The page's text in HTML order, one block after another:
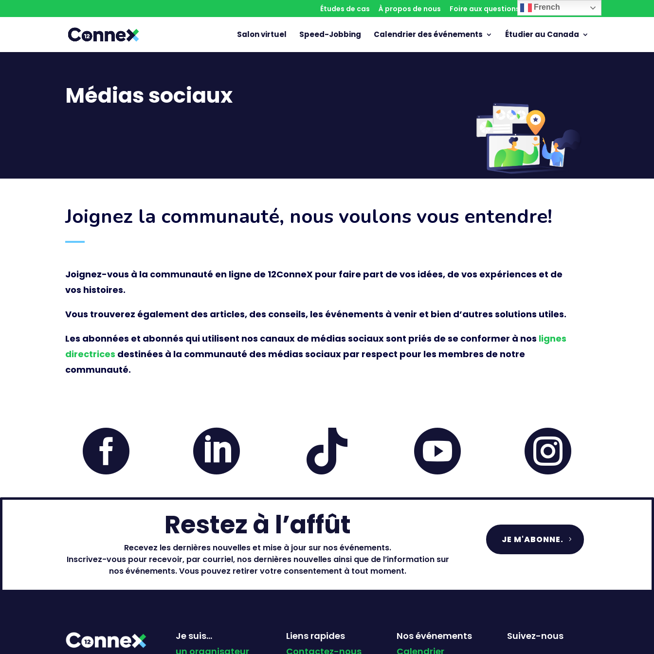
Études de cas À propos de nous Foire aux questions Contactez-nous
Salon virtuel Speed-Jobbing Calendrier des événements Étudier au Canada
Médias sociaux
Joignez la communauté, nous voulons vous entendre!
Joignez-vous à la communauté en ligne de 12ConneX pour faire part de vos idées, de vos expériences et de
vos histoires.
Vous trouverez également des articles, des conseils, les événements à venir et bien d’autres solutions utiles.
Les abonnées et abonnés qui utilisent nos canaux de médias sociaux sont priés de se conformer à nos lignes
directrices destinées à la communauté des médias sociaux par respect pour les membres de notre
communauté.
    
Restez à l’affût
Recevez les dernières nouvelles et mise à jour sur nos événements.
Inscrivez-vous pour recevoir, par courriel, nos dernières nouvelles ainsi que de l’information sur
nos événements. Vous pouvez retirer votre consentement à tout moment.
JE M'ABONNE.
Je suis...
un organisateur
Liens rapides
Contactez-nous
Nos événements
Calendrier
Suivez-nous
French